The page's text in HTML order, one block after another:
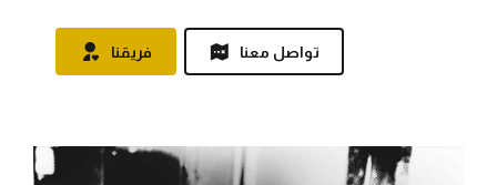
فريقنا تواصل معنا